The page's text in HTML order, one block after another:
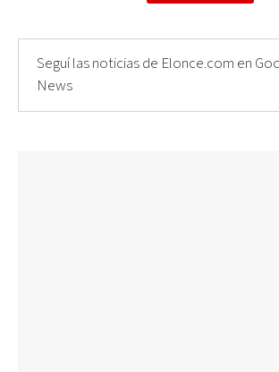
Seguí las noticias de Elonce.com en
News